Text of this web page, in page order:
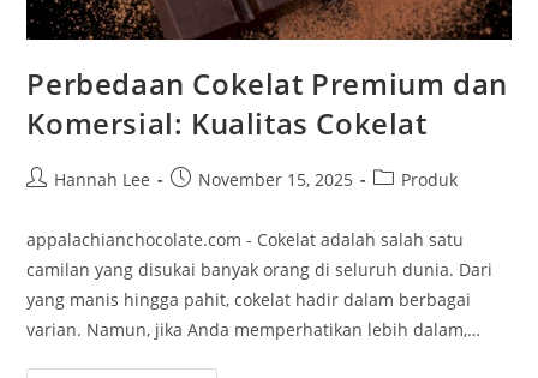
Perbedaan Cokelat Premium dan
Komersial: Kualitas Cokelat
PostHannah Lee
PostNovember 15, 2025
PostProduk
appalachianchocolate.com - Cokelat adalah salah satu
camilan yang disukai banyak orang di seluruh dunia. Dari
yang manis hingga pahit, cokelat hadir dalam berbagai
varian. Namun, jika Anda memperhatikan lebih dalam,…